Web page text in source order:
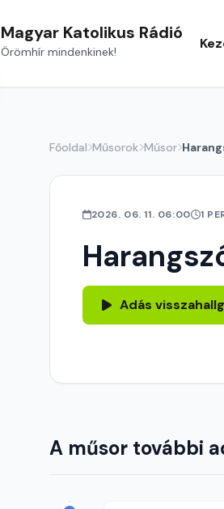
Magyar Katolikus Rádió
Örömhír mindenkinek!
Főoldal Műsorok Műsor
2026. 06. 11. 06:00 1
Adás
A műsor további